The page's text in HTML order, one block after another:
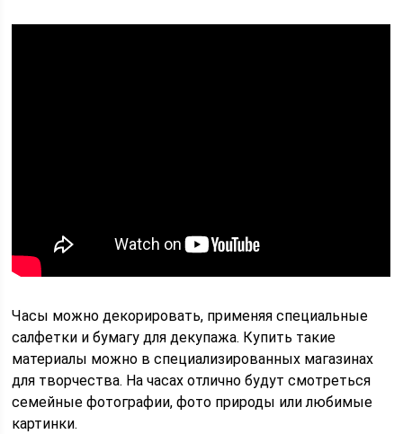
Часы можно декорировать, применяя специальные
салфетки и бумагу для декупажа. Купить такие
материалы можно в специализированных магазинах
для творчества. На часах отлично будут смотреться
семейные фотографии, фото природы или любимые
картинки.